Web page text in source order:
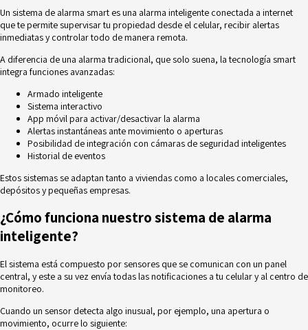
Un sistema de alarma smart es una alarma inteligente conectada a internet
que te permite supervisar tu propiedad desde el celular, recibir alertas
inmediatas y controlar todo de manera remota.
A diferencia de una alarma tradicional, que solo suena, la tecnología smart
integra funciones avanzadas:
Armado inteligente
Sistema interactivo
App móvil para activar/desactivar la alarma
Alertas instantáneas ante movimiento o aperturas
Posibilidad de integración con cámaras de seguridad inteligentes
Historial de eventos
Estos sistemas se adaptan tanto a viviendas como a locales comerciales,
depósitos y pequeñas empresas.
¿Cómo funciona nuestro sistema de alarma
inteligente?
El sistema está compuesto por sensores que se comunican con un panel
central, y este a su vez envía todas las notificaciones a tu celular y al centro de
monitoreo.
Cuando un sensor detecta algo inusual, por ejemplo, una apertura o
movimiento, ocurre lo siguiente: